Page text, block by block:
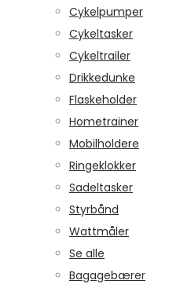
Cykelpumper
Cykeltasker
Cykeltrailer
Drikkedunke
Flaskeholder
Hometrainer
Mobilholdere
Ringeklokker
Sadeltasker
Styrbånd
Wattmåler
Se alle
Bagagebærer